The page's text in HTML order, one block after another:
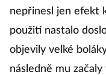
nepřinesl jen efekt
použití nastalo
objevily velké
následně mu